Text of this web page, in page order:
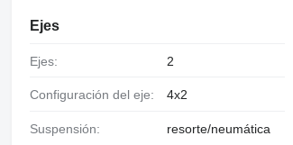
Ejes
Ejes: 2
Configuración del eje: 4x2
Suspensión: resorte/neumática